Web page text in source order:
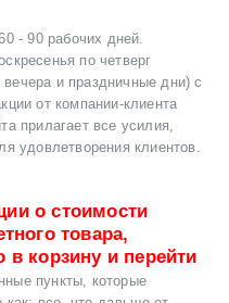
- 90 рабочих дней.
по четверг
и праздничные дни) с
от компании-клиента
прилагает все усилия,
удовлетворения клиентов.
о стоимости
товара,
в корзину и перейти
пункты, которые